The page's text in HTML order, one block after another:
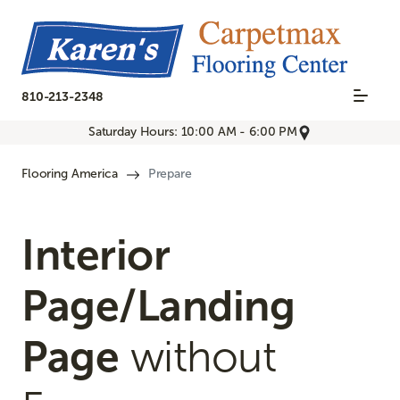
810-213-2348
Saturday Hours: 10:00 AM - 6:00 PM
Flooring America Prepare
Interior
Page/Landing
Page without